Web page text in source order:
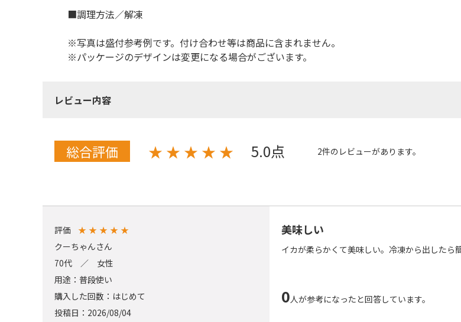
■調理方法／解凍
※写真は盛付参考例です。付け合わせ等は商品に含まれません。
※パッケージのデザインは変更になる場合がございます。
レビュー内容
総合評価 ★ ★ ★ ★ ★ 5.0点 2件のレビューがあります。
評価 ★ ★ ★ ★ ★
クーちゃんさん
70代 ／ 女性
用途：普段使い
購入した回数：はじめて
投稿日：2026/08/04
美味しい
イカが柔らかくて美味しい。冷凍から出したら
0人が参考になったと回答しています。